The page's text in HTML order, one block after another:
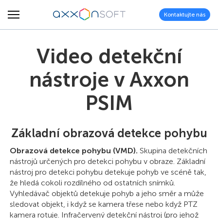
Kontaktujte nás
Video detekční
nástroje v Axxon
PSIM
Základní obrazová detekce pohybu
Obrazová detekce pohybu (VMD). Skupina detekčních
nástrojů určených pro detekci pohybu v obraze. Základní
nástroj pro detekci pohybu detekuje pohyb ve scéně tak,
že hledá cokoli rozdílného od ostatních snímků.
Vyhledávač objektů detekuje pohyb a jeho směr a může
sledovat objekt, i když se kamera třese nebo když PTZ
kamera rotuje. Infračervený detekční nástroj (pro jehož